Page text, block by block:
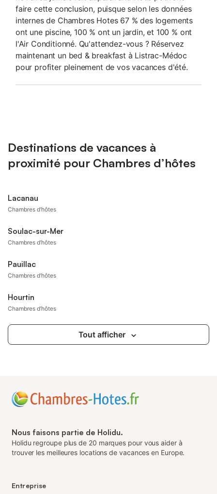
faire cette conclusion, puisque selon les données
internes de Chambres Hotes 67 % des logements
ont une piscine, 100 % ont un jardin, et 100 % ont
l'Air Conditionné. Qu'attendez-vous ? Réservez
maintenant un bed & breakfast à Listrac-Médoc
pour profiter pleinement de vos vacances d'été.
Destinations de vacances à
proximité pour Chambres d’hôtes
Lacanau
Chambres d’hôtes
Soulac-sur-Mer
Chambres d’hôtes
Pauillac
Chambres d’hôtes
Hourtin
Chambres d’hôtes
Tout afficher
Nous faisons partie de Holidu.
Holidu regroupe plus de 20 marques pour vous aider à
trouver les meilleures locations de vacances en Europe.
Entreprise